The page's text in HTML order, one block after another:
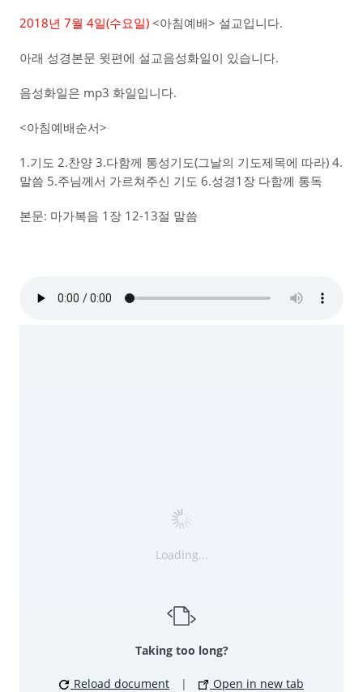
2018년 7월 4일(수요일) <아침예배> 설교입니다.
아래 성경본문 윗편에 설교음성화일이 있습니다.
음성화일은 mp3 화일입니다.
<아침예배순서>
1.기도 2.찬양 3.다함께 통성기도(그날의 기도제목에 따라) 4.
말씀 5.주님께서 가르쳐주신 기도 6.성경1장 다함께 통독
본문: 마가복음 1장 12-13절 말씀
Loading...
Taking too long?
Reload document | Open in new tab